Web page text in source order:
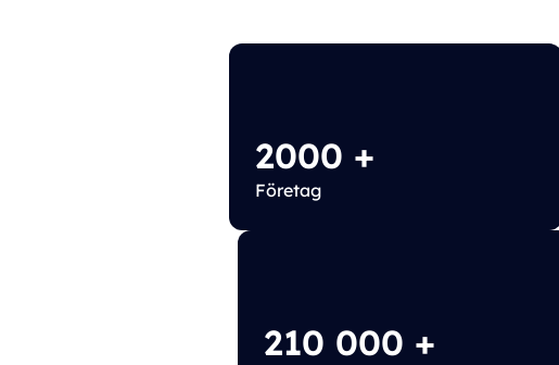
2000 +
Företag
210 000 +